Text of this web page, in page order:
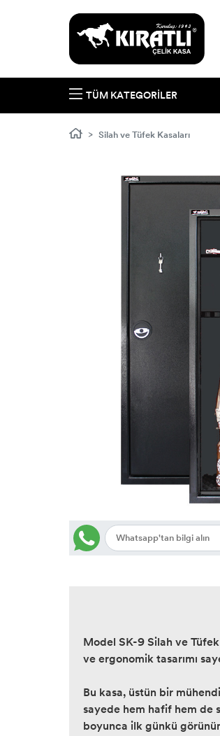
TÜM KATEGORILER
Silah ve Tüfek Kasaları
Model SK-9 Silah ve
ve ergonomik tasarımı
Bu kasa, üstün bir
sayede hem hafif hem de
boyunca ilk günkü